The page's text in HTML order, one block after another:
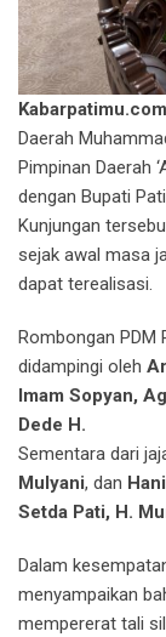
Daerah
Pimpinan Daerah
dengan Bupati
Kunjungan
sejak awal masa
dapat terealisasi.
Rombongan PDM
didampingi oleh
Imam Sopyan,
Dede H.
Sementara dari
Mulyani, dan
Setda Pati, H.
Dalam
menyampaikan
mempererat tali